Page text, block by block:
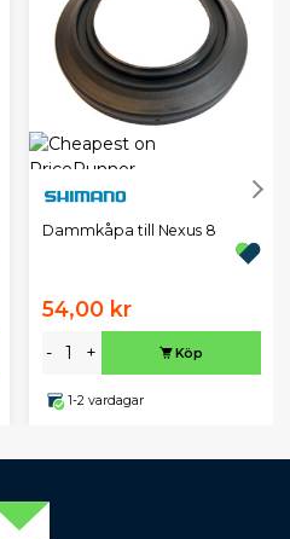
Dammkåpa till Nexus 8
54,00 kr
- + Köp
1-2 vardagar